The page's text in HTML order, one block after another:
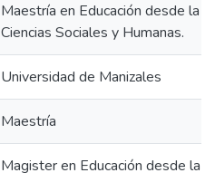
Maestría en Educación desde la
Ciencias Sociales y Humanas.
Universidad de Manizales
Maestría
Magister en Educación desde la